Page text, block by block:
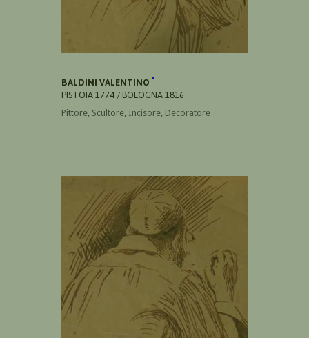
BALDINI VALENTINO
PISTOIA 1774 / BOLOGNA 1816
Pittore, Scultore, Incisore, Decoratore